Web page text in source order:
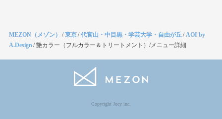
MEZON（メゾン） /東京/代官山・中目黒・学芸大学・自由が丘/AOI by
A.Design/艶カラー（フルカラー＆トリートメント）/メニュー詳細
Copyright Jocy inc.